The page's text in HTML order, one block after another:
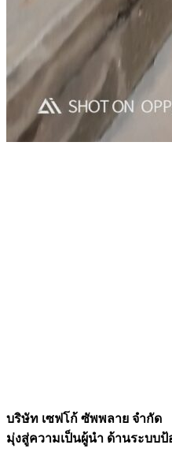
บริษัท เซฟโก้ ซัพพลาย จำกัด
มุ่งสู่ความเป็นผู้นำ ด้านระบบ